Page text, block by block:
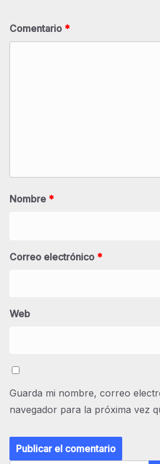
Comentario *
Nombre *
Correo electrónico *
Web
Guarda mi nombre, correo
navegador para la próxima vez